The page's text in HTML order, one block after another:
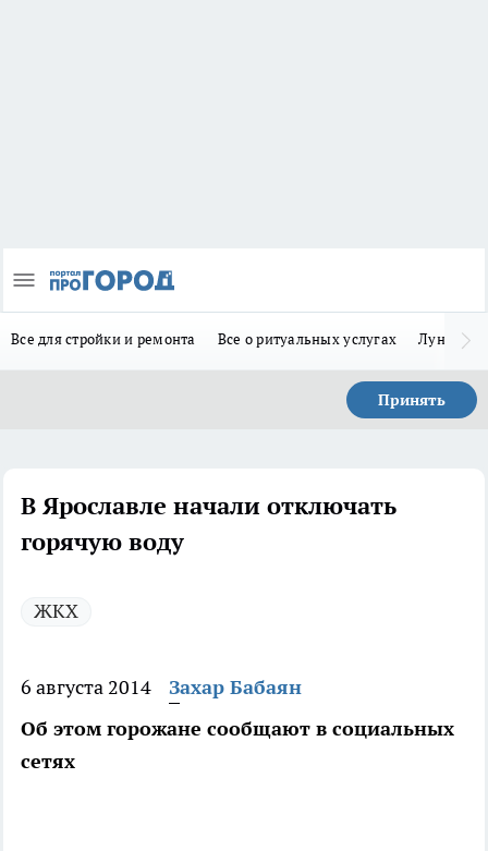
Все для стройки и ремонта Все о ритуальных услугах Лунно-
Принять
В Ярославле начали отключать
горячую воду
ЖКХ
6 августа 2014
Захар Бабаян
Об этом горожане сообщают в социальных
сетях